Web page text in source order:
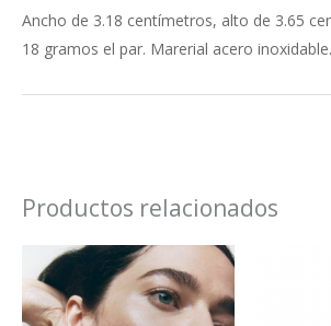
Ancho de 3.18 centímetros, alto de 3.65
18 gramos el par. Marerial acero inoxidable.
Productos relacionados
Este
tiene